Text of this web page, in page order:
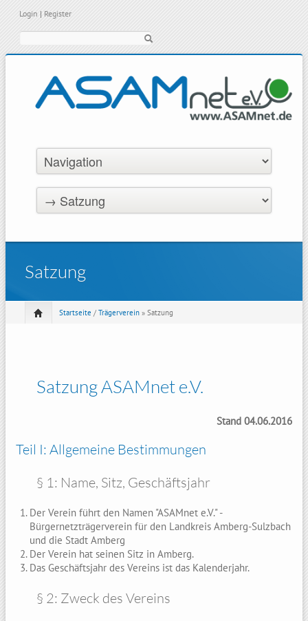
Login | Register
Satzung
Startseite / Trägerverein » Satzung
Satzung ASAMnet e.V.
Stand 04.06.2016
Teil I: Allgemeine Bestimmungen
§ 1: Name, Sitz, Geschäftsjahr
Der Verein führt den Namen "ASAMnet e.V." -
Bürgernetzträgerverein für den Landkreis Amberg-Sulzbach
und die Stadt Amberg
Der Verein hat seinen Sitz in Amberg.
Das Geschäftsjahr des Vereins ist das Kalenderjahr.
§ 2: Zweck des Vereins